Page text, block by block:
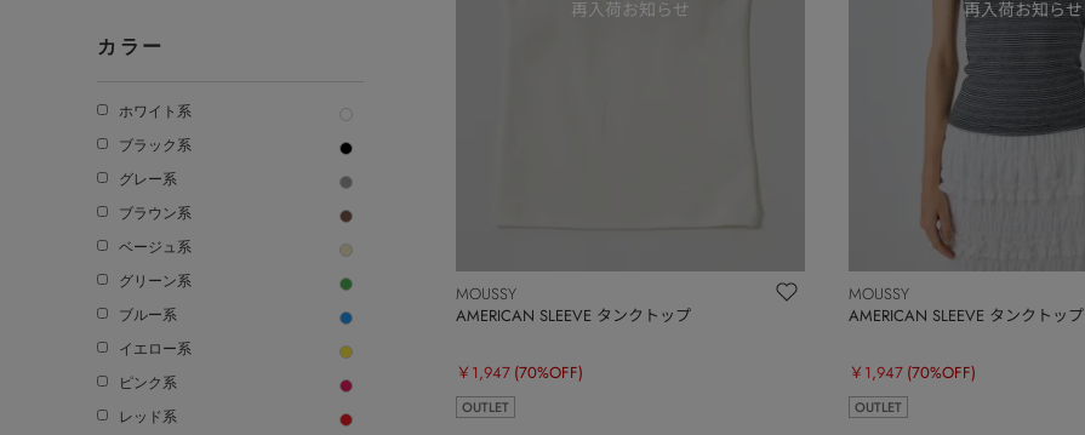
カラー
ホワイト系
ブラック系
グレー系
ブラウン系
ベージュ系
グリーン系
ブルー系
イエロー系
ピンク系
レッド系
MOUSSY
AMERICAN SLEEVE タンクトップ
￥1,947 (70%OFF)
OUTLET
MOUSSY
AMERICAN SLEEVE タンクトップ
￥1,947 (70%OFF)
OUTLET